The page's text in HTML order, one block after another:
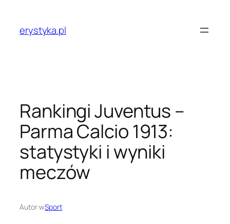
treścierystyka.pl
Rankingi Juventus –
Parma Calcio 1913:
statystyki i wyniki
meczów
Autor:wSport